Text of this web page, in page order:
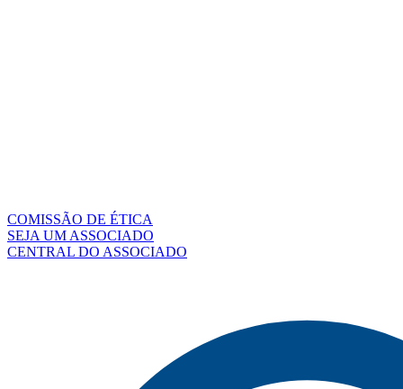
COMISSÃO DE ÉTICA
SEJA UM ASSOCIADO
CENTRAL DO ASSOCIADO